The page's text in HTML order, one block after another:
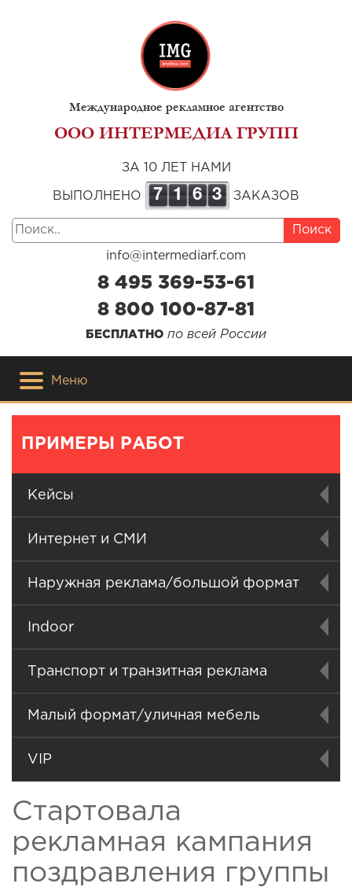
Международное рекламное агентство
ООО ИНТЕРМЕДИА ГРУПП
ЗА 10 ЛЕТ НАМИ
ВЫПОЛНЕНО 7 1 6 3 ЗАКАЗОВ
Поиск
info@intermediarf.com
8 495 369-53-61
8 800 100-87-81
БЕСПЛАТНО по всей России
Меню
ПРИМЕРЫ РАБОТ
Кейсы
Интернет и СМИ
Наружная реклама/большой формат
Indoor
Транспорт и транзитная реклама
Малый формат/уличная мебель
VIP
Стартовала
рекламная кампания
поздравления группы